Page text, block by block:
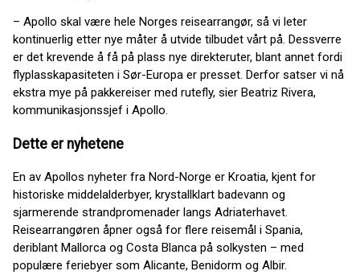
– Apollo skal være hele Norges reisearrangør, så vi leter
kontinuerlig etter nye måter å utvide tilbudet vårt på. Dessverre
er det krevende å få på plass nye direkteruter, blant annet fordi
flyplasskapasiteten i Sør-Europa er presset. Derfor satser vi nå
ekstra mye på pakkereiser med rutefly, sier Beatriz Rivera,
kommunikasjonssjef i Apollo.
Dette er nyhetene
En av Apollos nyheter fra Nord-Norge er Kroatia, kjent for
historiske middelalderbyer, krystallklart badevann og
sjarmerende strandpromenader langs Adriaterhavet.
Reisearrangøren åpner også for flere reisemål i Spania,
deriblant Mallorca og Costa Blanca på solkysten – med
populære feriebyer som Alicante, Benidorm og Albir.